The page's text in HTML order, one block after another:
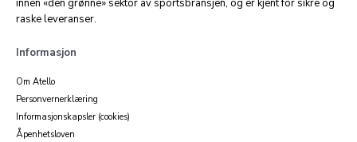
innen «den grønne» sektor av sportsbransjen, og er kjent for sikre og
raske leveranser.
Informasjon
Om Atello
Personvernerklæring
Informasjonskapsler (cookies)
Åpenhetsloven